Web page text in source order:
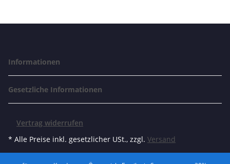
Informationen
Gesetzliche Informationen
Vertrag widerrufen
* Alle Preise inkl. gesetzlicher USt., zzgl. Versand